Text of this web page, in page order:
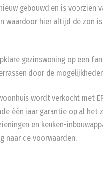
gebouwd en is voorzien
waardoor hier altijd de zon
gezinswoning op een
door de
wordt verkocht met
één jaar garantie op al het
en keuken-
naar de voorwaarden.